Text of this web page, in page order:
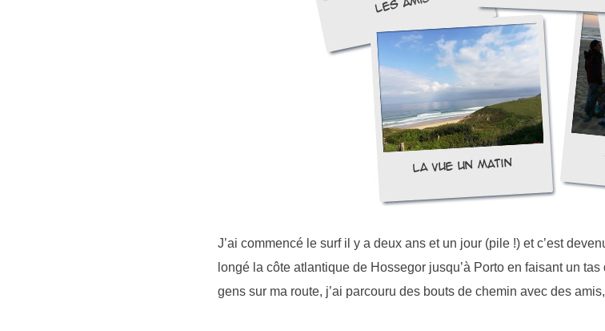
J’ai commencé le surf il y a deux ans et un jour (pile !) et c’est
longé la côte atlantique de Hossegor jusqu’à Porto en faisant un
gens sur ma route, j’ai parcouru des bouts de chemin avec des